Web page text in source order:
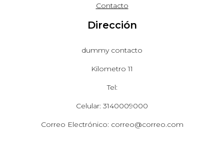
Contacto
Dirección
dummy contacto
Kilometro 11
Tel:
Celular: 3140009000
Correo Electrónico: correo@correo.com